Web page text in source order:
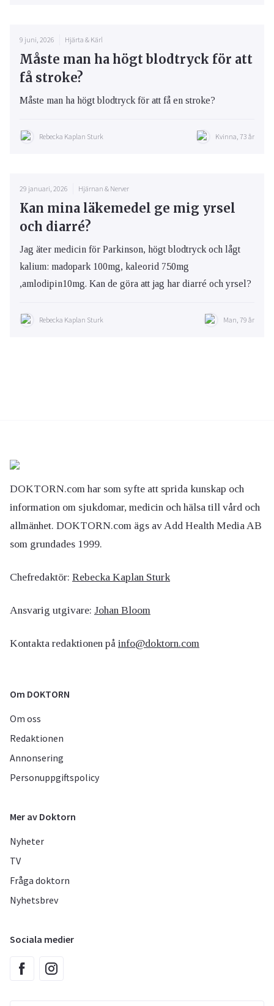
9 juni, 2026 Hjärta & Kärl
Måste man ha högt blodtryck för att
få stroke?
Måste man ha högt blodtryck för att få en stroke?
Rebecka Kaplan Sturk Kvinna, 73 år
29 januari, 2026 Hjärnan & Nerver
Kan mina läkemedel ge mig yrsel
och diarré?
Jag äter medicin för Parkinson, högt blodtryck och lågt
kalium: madopark 100mg, kaleorid 750mg
,amlodipin10mg. Kan de göra att jag har diarré och yrsel?
Rebecka Kaplan Sturk Man, 79 år
DOKTORN.com har som syfte att sprida kunskap och
information om sjukdomar, medicin och hälsa till vård och
allmänhet. DOKTORN.com ägs av Add Health Media AB
som grundades 1999.
Chefredaktör: Rebecka Kaplan Sturk
Ansvarig utgivare: Johan Bloom
Kontakta redaktionen på info@doktorn.com
Om DOKTORN
Om oss
Redaktionen
Annonsering
Personuppgiftspolicy
Mer av Doktorn
Nyheter
TV
Fråga doktorn
Nyhetsbrev
Sociala medier